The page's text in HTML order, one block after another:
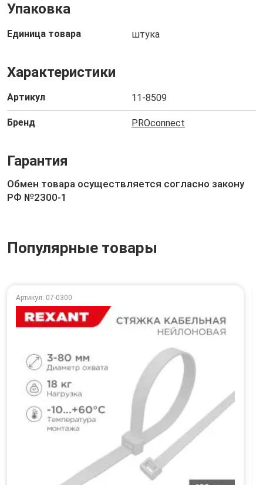
Упаковка
Единица товара штука
Характеристики
Артикул 11-8509
Бренд PROconnect
Гарантия
Обмен товара осуществляется согласно закону
РФ №2300-1
Популярные товары
Артикул: 07-0300